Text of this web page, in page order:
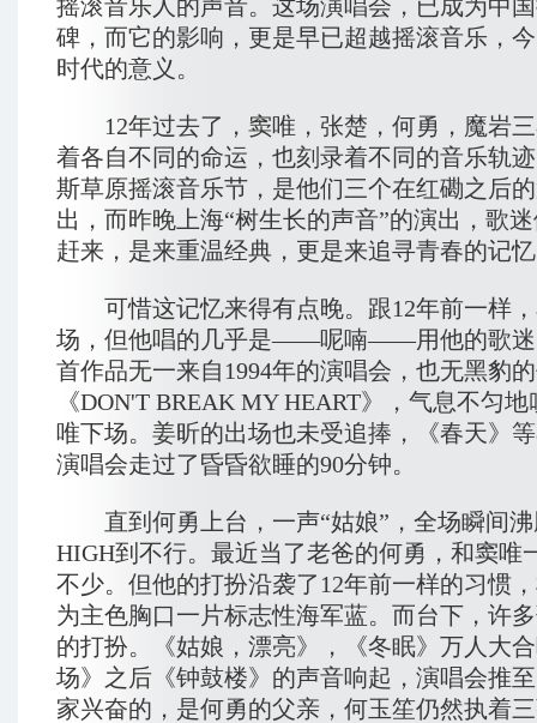
摇滚音乐人的声音。这场演唱会，已成为中
碑，而它的影响，更是早已超越摇滚音乐，
时代的意义。
12年过去了，窦唯，张楚，何勇，魔岩三
着各自不同的命运，也刻录着不同的音乐轨
斯草原摇滚音乐节，是他们三个在红磡之后
出，而昨晚上海“树生长的声音”的演出，歌
赶来，是来重温经典，更是来追寻青春的记
可惜这记忆来得有点晚。跟12年前一样，
场，但他唱的几乎是——呢喃——用他的歌迷
首作品无一来自1994年的演唱会，也无黑豹
《DON'T BREAK MY HEART》，气息不匀
唯下场。姜昕的出场也未受追捧，《春天》
演唱会走过了昏昏欲睡的90分钟。
直到何勇上台，一声“姑娘”，全场瞬间沸
HIGH到不行。最近当了老爸的何勇，和窦唯
不少。但他的打扮沿袭了12年前一样的习惯
为主色胸口一片标志性海军蓝。而台下，许
的打扮。《姑娘，漂亮》，《冬眠》万人大
场》之后《钟鼓楼》的声音响起，演唱会推
家兴奋的，是何勇的父亲，何玉笙仍然执着